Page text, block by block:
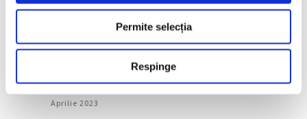
Permite selecția
Respinge
Mai 2023
Aprilie 2023